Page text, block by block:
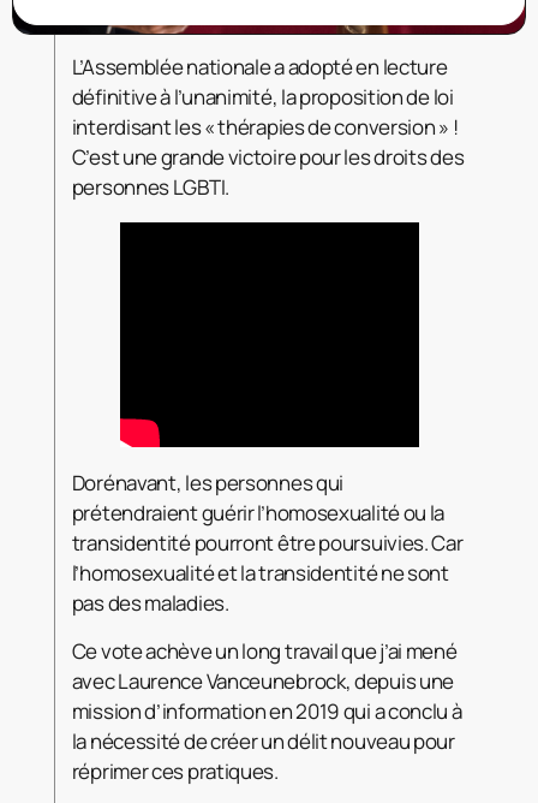
L’Assemblée nationale a adopté en lecture
définitive à l’unanimité, la proposition de loi
interdisant les « thérapies de conversion » !
C’est une grande victoire pour les droits des
personnes LGBTI.
Dorénavant, les personnes qui
prétendraient guérir l’homosexualité ou la
transidentité pourront être poursuivies. Car
l’homosexualité et la transidentité ne sont
pas des maladies.
Ce vote achève un long travail que j’ai mené
avec Laurence Vanceunebrock, depuis une
mission d’information en 2019 qui a conclu à
la nécessité de créer un délit nouveau pour
réprimer ces pratiques.